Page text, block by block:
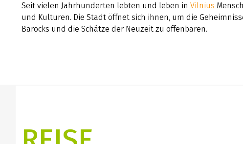
Seit vielen Jahrhunderten lebten und leben inVilnius
und Kulturen. Die Stadt öffnet sich ihnen, um die
Barocks und die Schätze der Neuzeit zu offenbaren.